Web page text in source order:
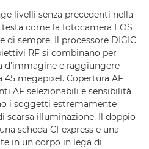
livelli senza precedenti nella
come la fotocamera EOS
di sempre. Il processore DIGIC
RF si combinano per
d'immagine e raggiungere
45 megapixel. Copertura AF
AF selezionabili e sensibilità
i soggetti estremamente
scarsa illuminazione. Il doppio
scheda CFexpress e una
in un corpo in lega di